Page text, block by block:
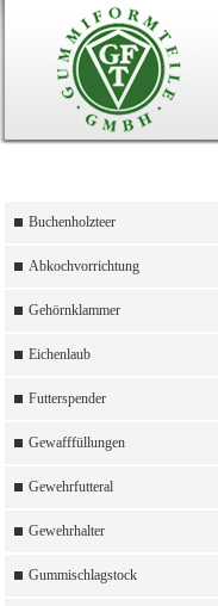
Buchenholzteer
Abkochvorrichtung
Gehörnklammer
Eichenlaub
Futterspender
Gewafffüllungen
Gewehrfutteral
Gewehrhalter
Gummischlagstock